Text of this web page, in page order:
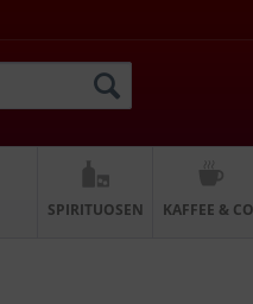
SPIRITUOSEN KAFFEE &